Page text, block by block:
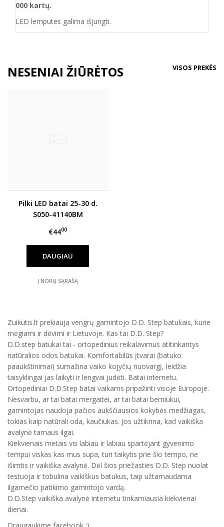
000 kartų.
LED lemputes galima išjungti.
NESENIAI ŽIŪRĖTOS VISOS PREKĖS
Pilki LED batai 25-30 d.
S050-41140BM
€4400
DAUGIAU
Į NORŲ SĄRAŠĄ
Zuikutis.lt prekiauja vengrų gamintojo D.D. Step batukais, kurie
mėgiami ir dėvimi ir Lietuvoje. Kas tai D.D. Step?
D.D.step batukai tai - ortopedinius reikalavimus atitinkantys
natūralios odos batukai. Komfortabilūs įtvarai (batuko
paaukštinimai) sumažina vaiko kojyčių nuovargį, leidžia
taisyklingai jas laikyti ir lengvai judėti. Batai internetu.
Ortopediniai D.D.Step batai vaikams pripažinti visoje Europoje.
Nesvarbu, ar tai batai mergaitei, ar tai batai berniukui,
gamintojas naudoja pačios aukščiausios kokybės medžiagas,
tokias kaip natūrali oda, kaučiukas. Jos užtikrina, kad vaikiška
avalynė tarnaus ilgai.
Kiekvienais metais vis labiau ir labiau spartėjant gyvenimo
tempui viskas kas mus supa, turi taikytis prie šio tempo, ne
išimtis ir vaikiška avalynė. Dėl šios priežasties D.D. Step nuolat
testuoja ir tobulina vaikiškus batukus, taip užtarnaudama
ilgamečio patikimo gamintojo vardą.
D.D.Step vaikiška avalynė internetu tinkamiausia kiekvienai
dienai.
Draugaukime facebook :)